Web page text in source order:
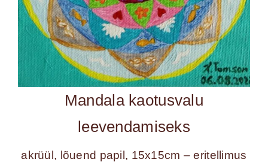
Mandala kaotusvalu
leevendamiseks
akrüül, lõuend papil, 15x15cm – eritellimus